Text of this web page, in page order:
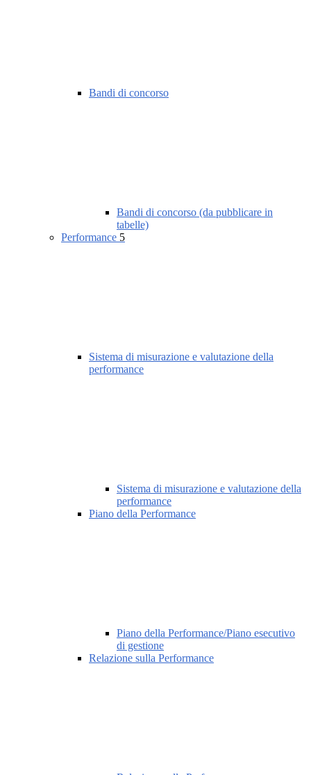
Bandi di concorso
Bandi di concorso (da pubblicare in
tabelle)
Performance 5
Sistema di misurazione e valutazione della
performance
Sistema di misurazione e valutazione della
performance
Piano della Performance
Piano della Performance/Piano esecutivo
di gestione
Relazione sulla Performance